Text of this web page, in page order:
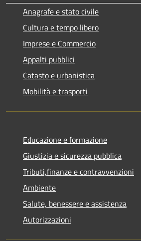
Anagrafe e stato civile
Cultura e tempo libero
Imprese e Commercio
Appalti pubblici
Catasto e urbanistica
Mobilità e trasporti
Educazione e formazione
Giustizia e sicurezza pubblica
Tributi,finanze e contravvenzioni
Ambiente
Salute, benessere e assistenza
Autorizzazioni